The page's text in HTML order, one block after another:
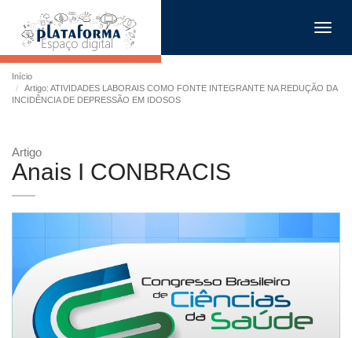
Início
Artigo: ATIVIDADES LABORAIS COMO FONTE INTEGRANTE NA REDUÇÃO DA
INCIDÊNCIA DE DEPRESSÃO EM IDOSOS
Artigo
Anais I CONBRACIS